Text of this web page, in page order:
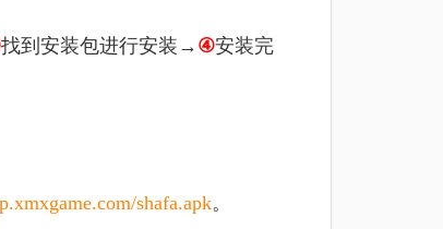
找到安装包进行安装 → ④安装完
shafa.apk。